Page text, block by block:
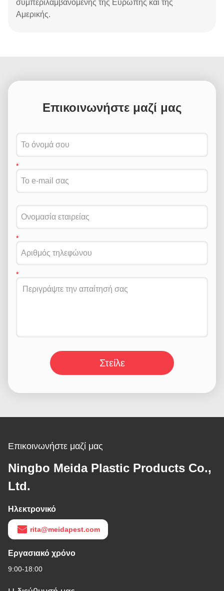
συμπεριλαμβανομένης της Ευρώπης και της
Αμερικής.
Επικοινωνήστε μαζί μας
Στείλε
Επικοινωνήστε μαζί μας
Ningbo Meida Plastic Products Co.,
Ltd.
Ηλεκτρονικό
rita@meidapest.com
Εργασιακό χρόνο
9:00-18:00